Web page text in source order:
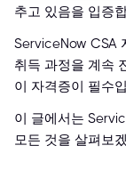
추고 있음을 입증
ServiceNow CSA
취득 과정을 계속
이 자격증이 필수
이 글에서는
모든 것을 살펴보